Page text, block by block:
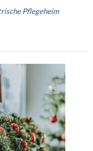
Pflegeheim